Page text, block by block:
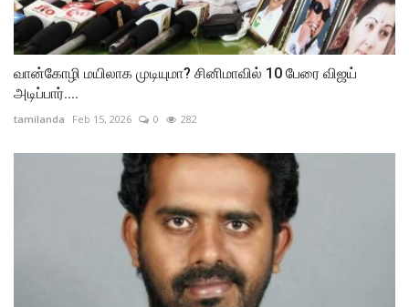
வான்கோழி மயிலாக முடியுமா? சினிமாவில் 10 பேரை விஜய்
அடிப்பார்....
tamilanda Feb 15, 2026 0 282